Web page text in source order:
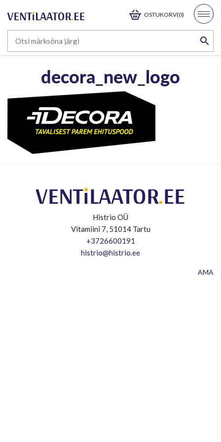
OSTUKORV(0)
decora_new_logo
Histrio OÜ
Vitamiini 7, 51014 Tartu
+3726600191
histrio@histrio.ee
AMA